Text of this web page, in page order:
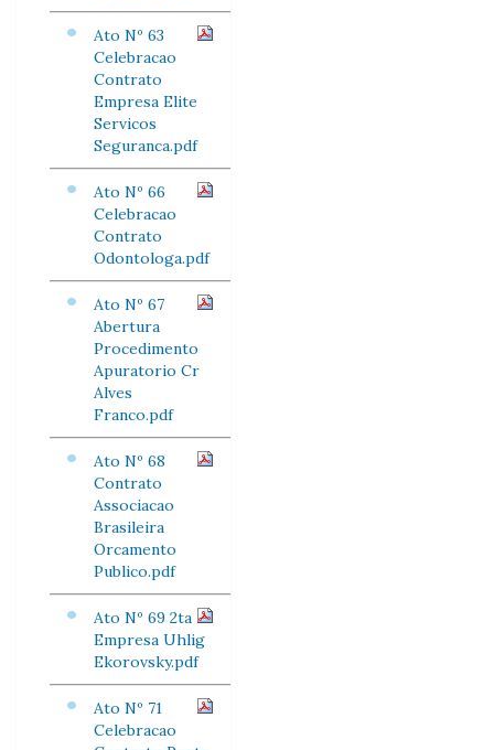
Ato Nº 63
Celebracao
Contrato
Empresa Elite
Servicos
Seguranca.pdf
Ato Nº 66
Celebracao
Contrato
Odontologa.pdf
Ato Nº 67
Abertura
Procedimento
Apuratorio Cr
Alves
Franco.pdf
Ato Nº 68
Contrato
Associacao
Brasileira
Orcamento
Publico.pdf
Ato Nº 69 2ta
Empresa Uhlig
Ekorovsky.pdf
Ato Nº 71
Celebracao